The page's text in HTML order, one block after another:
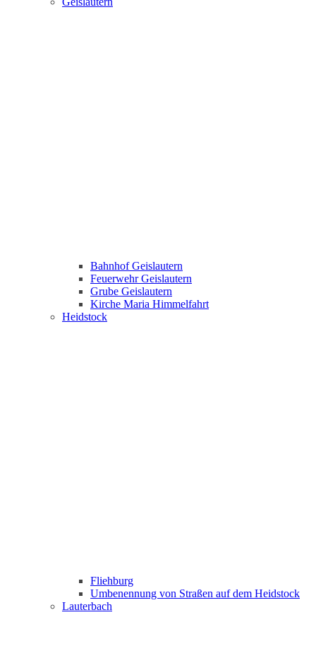
Bahnhof Geislautern
Feuerwehr Geislautern
Grube Geislautern
Kirche Maria Himmelfahrt
Heidstock
Fliehburg
Umbenennung von Straßen auf dem Heidstock
Lauterbach